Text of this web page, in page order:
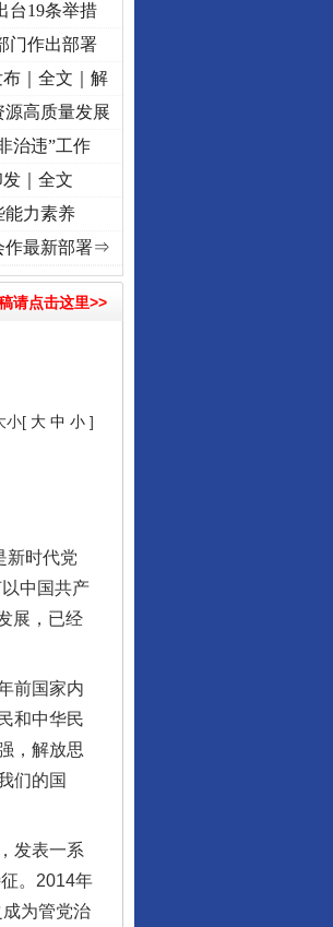
”激荡..·[视频]
台19条举措
门作出部署
布｜全文｜解
源高质量发展
治违”工作
发｜全文
能力素养
作最新部署⇒
请点击这里>>
小[ 大 中 小 ]
新时代党
中国共产
展，已经
前国家内
和中华民
，解放思
们的国
发表一系
。2014年
为管党治